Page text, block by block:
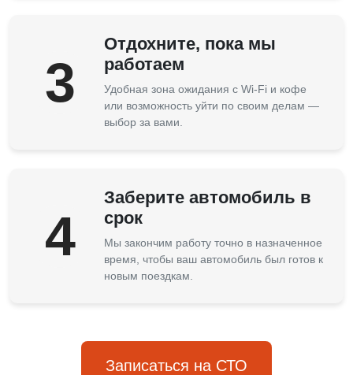
3
Отдохните, пока мы
работаем
Удобная зона ожидания с Wi-Fi и кофе
или возможность уйти по своим делам —
выбор за вами.
4
Заберите автомобиль в
срок
Мы закончим работу точно в назначенное
время, чтобы ваш автомобиль был готов к
новым поездкам.
Записаться на СТО